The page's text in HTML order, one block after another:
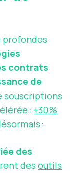
profondes
contrats
de
souscriptions
: +30 %
:
des
des outils